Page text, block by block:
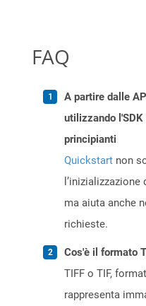
FAQ
A partire dalle
utilizzando
principianti
Quickstart non
l’inizializzazione
ma aiuta anche
richieste.
Cos'è il formato
TIFF o TIF,
rappresenta